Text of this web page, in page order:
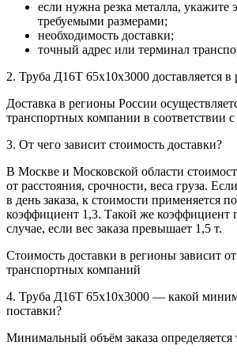
если нужна резка металла, укажите
требуемыми размерами;
необходимость доставки;
точный адрес или терминал
2. Труба Д16Т 65х10х3000 доставляется в
Доставка в регионы России
транспортных компании в соответствии
3. От чего зависит стоимость доставки?
В Москве и Московской области
от расстояния, срочности, веса груза.
в день заказа, к стоимости применяется
коэффициент 1,3. Такой же коэффициент
случае, если вес заказа превышает 1,5 т.
Стоимость доставки в регионы зависит
транспортных компаний
4. Труба Д16Т 65х10х3000 — какой
поставки?
Минимальный объём заказа